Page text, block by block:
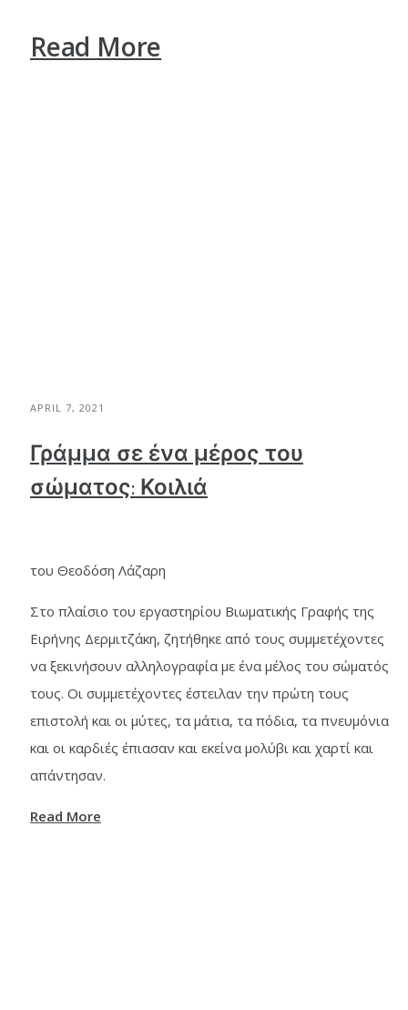
Read More
APRIL 7, 2021
Γράμμα σε ένα μέρος του
σώματος: Κοιλιά
του Θεοδόση Λάζαρη
Στο πλαίσιο του εργαστηρίου Βιωματικής Γραφής της
Ειρήνης Δερμιτζάκη, ζητήθηκε από τους συμμετέχοντες
να ξεκινήσουν αλληλογραφία με ένα μέλος του σώματός
τους. Οι συμμετέχοντες έστειλαν την πρώτη τους
επιστολή και οι μύτες, τα μάτια, τα πόδια, τα πνευμόνια
και οι καρδιές έπιασαν και εκείνα μολύβι και χαρτί και
απάντησαν.
Read More